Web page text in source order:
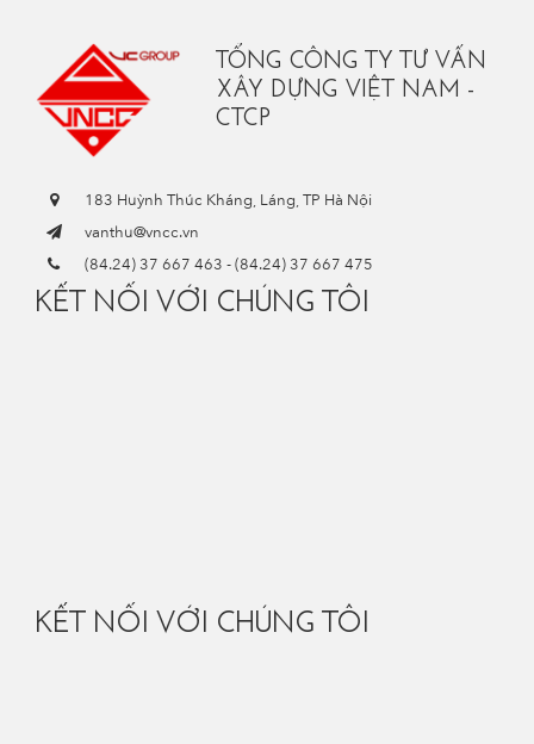
TỔNG CÔNG TY TƯ VẤN
XÂY DỰNG VIỆT NAM -
CTCP
183 Huỳnh Thúc Kháng, Láng, TP Hà Nội
vanthu@vncc.vn
(84.24) 37 667 463 -(84.24) 37 667 475
KẾT NỐI VỚI CHÚNG TÔI
KẾT NỐI VỚI CHÚNG TÔI